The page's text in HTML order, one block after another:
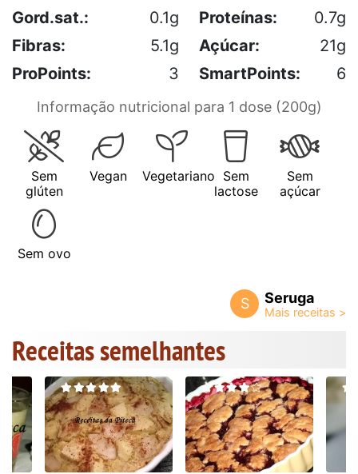
Gord.sat.:
0.1g Proteínas:
0.7g
Fibras:
5.1g Açúcar:
21g
ProPoints:
3 SmartPoints: 6
Informação nutricional para 1 dose (200g)
Sem
glúten
Vegan Vegetariano Sem
lactose
Sem
açúcar
Sem ovo
S Seruga
Receitas semelhantes